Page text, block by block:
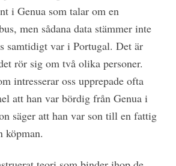
i Genua som talar om en
men sådana data stämmer inte
samtidigt var i Portugal. Det är
rör sig om två olika personer.
intresserar oss upprepade ofta
att han var bördig från Genua i
säger att han var son till en fattig
köpman.